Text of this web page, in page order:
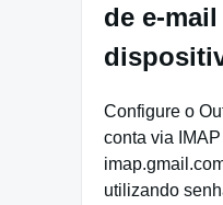
de e-mail
Configure o
conta via
utilizando